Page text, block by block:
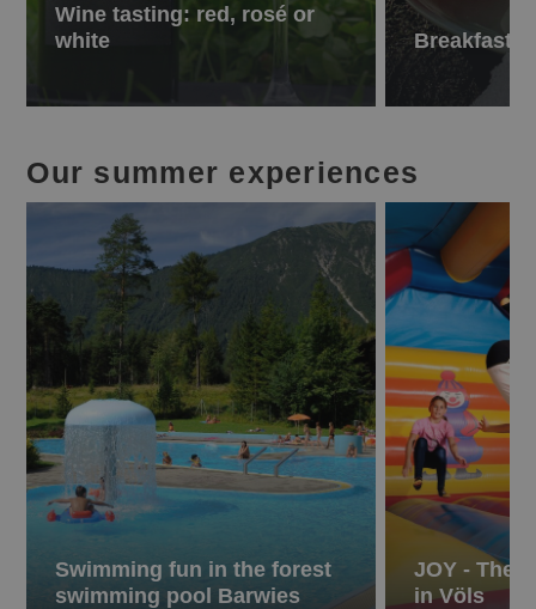
Wine tasting: red, rosé or
white
Breakfast
Our summer experiences
Swimming fun in the forest
swimming pool Barwies
JOY - The
in Völs